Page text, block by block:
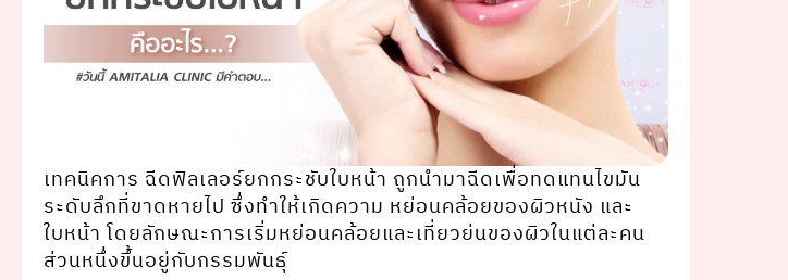
เทคนิคการ ฉีดฟิลเลอร์ยกกระชับใบหน้า ถูกนํามาฉีดเพื่อทดแทนไขมัน
ระดับลึกที่ขาดหายไป ซึ่งทําให้เกิดความ หย่อนคล้อยของผิวหนัง และ
ใบหน้า โดยลักษณะการเริ่มหย่อนคล้อยและเที่ยวย่นของผิวในแต่ละคน
ส่วนหนึ่งขึ้นอยู่กับกรรมพันธุ์